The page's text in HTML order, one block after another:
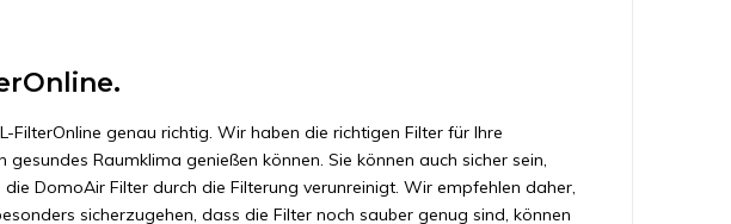
FilterOnline genau richtig. Wir haben die richtigen Filter für Ihre
Raumklima genießen können. Sie können auch sicher sein,
DomoAir Filter durch die Filterung verunreinigt. Wir empfehlen daher,
sicherzugehen, dass die Filter noch sauber genug sind, können